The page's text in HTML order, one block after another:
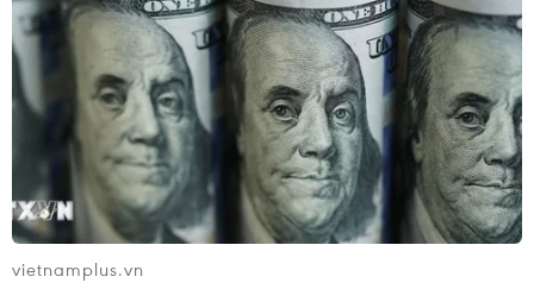
vietnamplus.vn